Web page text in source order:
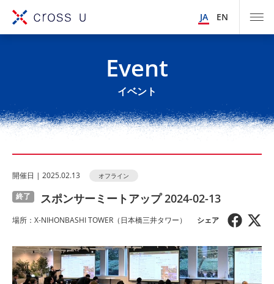
JA EN
Event
イベント
開催⽇ | 2025.02.13 オフライン
終了 スポンサーミートアップ 2024-02-13
場所：X-NIHONBASHI TOWER（日本橋三井タワー）